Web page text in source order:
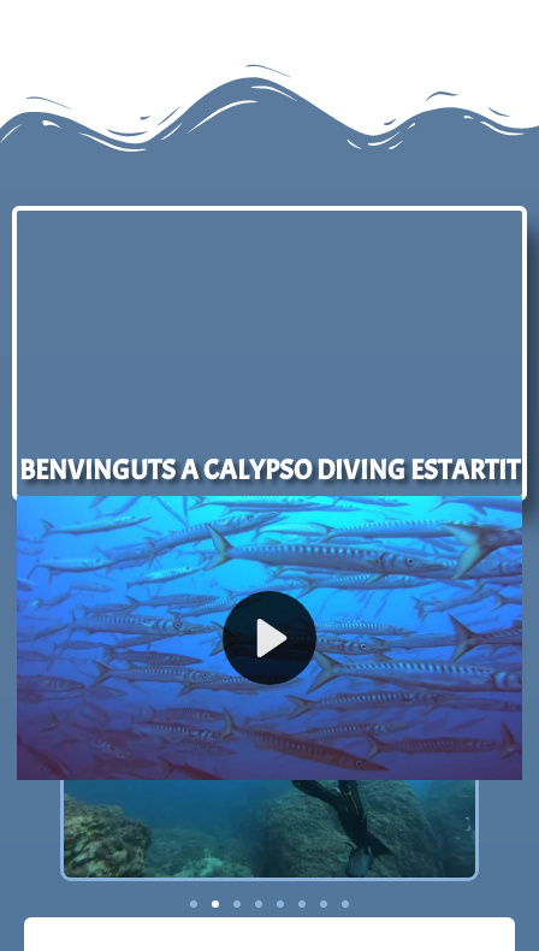
BENVINGUTS A CALYPSO DIVING ESTARTIT